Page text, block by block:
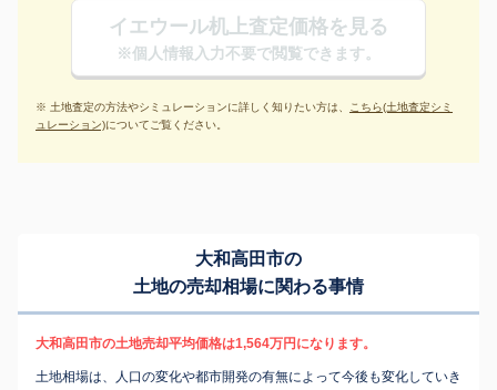
イエウール机上査定価格を見る
※個人情報入力不要で閲覧できます。
※ 土地査定の方法やシミュレーションに詳しく知りたい方は、 こちら(土地査定シミ
ュレーション)についてご覧ください。
大和高田市の
土地の売却相場に関わる事情
大和高田市の土地売却平均価格は1,564万円になります。
土地相場は、人口の変化や都市開発の有無によって今後も変化していき